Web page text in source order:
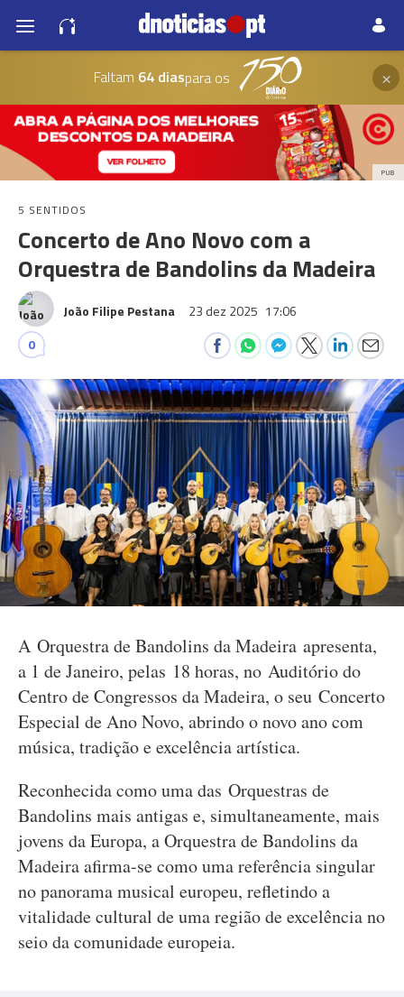
Faltam 64 diaspara os ×
PUB
5 SENTIDOS
Concerto de Ano Novo com a
Orquestra de Bandolins da Madeira
João Filipe Pestana 23 dez 2025 17:06
0
A Orquestra de Bandolins da Madeira apresenta,
a 1 de Janeiro, pelas 18 horas, no Auditório do
Centro de Congressos da Madeira, o seu Concerto
Especial de Ano Novo, abrindo o novo ano com
música, tradição e excelência artística.
Reconhecida como uma das Orquestras de
Bandolins mais antigas e, simultaneamente, mais
jovens da Europa, a Orquestra de Bandolins da
Madeira afirma-se como uma referência singular
no panorama musical europeu, refletindo a
vitalidade cultural de uma região de excelência no
seio da comunidade europeia.